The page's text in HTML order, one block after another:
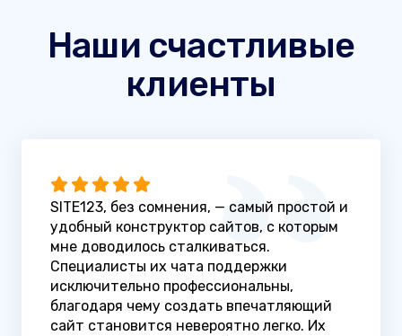
Наши счастливые
клиенты
SITE123, без сомнения, — самый простой и
удобный конструктор сайтов, с которым
мне доводилось сталкиваться.
Специалисты их чата поддержки
исключительно профессиональны,
благодаря чему создать впечатляющий
сайт становится невероятно легко. Их